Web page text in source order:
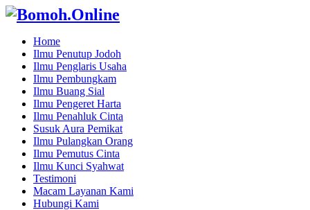
Home
Ilmu Penutup Jodoh
Ilmu Penglaris Usaha
Ilmu Pembungkam
Ilmu Buang Sial
Ilmu Pengeret Harta
Ilmu Penahluk Cinta
Susuk Aura Pemikat
Ilmu Pulangkan Orang
Ilmu Pemutus Cinta
Ilmu Kunci Syahwat
Testimoni
Macam Layanan Kami
Hubungi Kami